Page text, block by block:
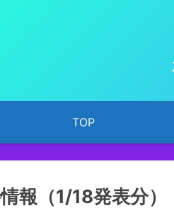
TOP
報（1/18発表分）